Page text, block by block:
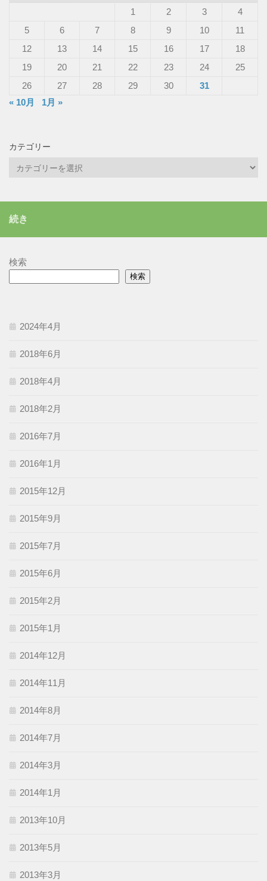
1
2 3
4
5
6 7 8 9 10
11
12
13 14 15 16 17
18
19
20 21 22 23 24
25
26
27 28 29 30
31
« 10月
1月 »
カテゴリー
ー
続き
検索
検索
2024年4月
2018年6月
2018年4月
2018年2月
2016年7月
2016年1月
2015年12月
2015年9月
2015年7月
2015年6月
2015年2月
2015年1月
2014年12月
2014年11月
2014年8月
2014年7月
2014年3月
2014年1月
2013年10月
2013年5月
2013年3月